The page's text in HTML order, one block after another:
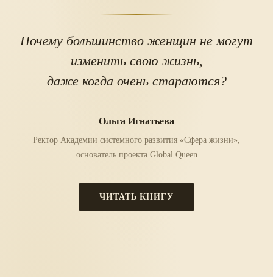
Почему большинство женщин не могут
изменить свою жизнь,
даже когда очень стараются?
Ольга Игнатьева
Ректор Академии системного развития «Сфера жизни»,
основатель проекта Global Queen
ЧИТАТЬ КНИГУ